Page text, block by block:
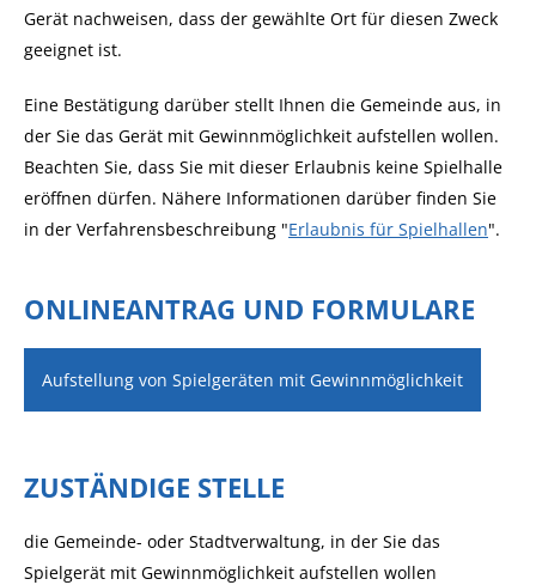
Gerät nachweisen, dass der gewählte Ort für diesen Zweck
geeignet ist.
Eine Bestätigung darüber stellt Ihnen die Gemeinde aus, in
der Sie das Gerät mit Gewinnmöglichkeit aufstellen wollen.
Beachten Sie, dass Sie mit dieser Erlaubnis keine Spielhalle
eröffnen dürfen. Nähere Informationen darüber finden Sie
in der Verfahrensbeschreibung "Erlaubnis für Spielhallen".
ONLINEANTRAG UND FORMULARE
Aufstellung von Spielgeräten mit Gewinnmöglichkeit
ZUSTÄNDIGE STELLE
die Gemeinde- oder Stadtverwaltung, in der Sie das
Spielgerät mit Gewinnmöglichkeit aufstellen wollen